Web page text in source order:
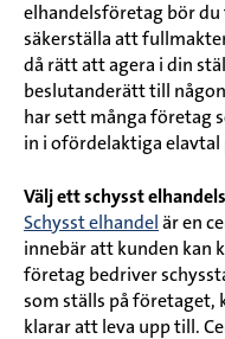
elhandelsföretag bör
säkerställa att
då rätt att agera i din
beslutanderätt till
har sett många företag
in i ofördelaktiga elavtal
Välj ett schysst
Schysst elhandel är en
innebär att kunden kan
företag bedriver
som ställs på företaget,
klarar att leva upp till.